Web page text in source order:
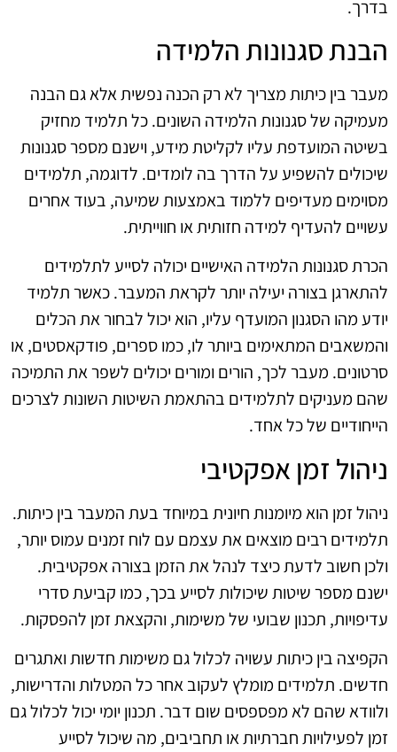
בדרך.
הבנת סגנונות הלמידה
מעבר בין כיתות מצריך לא רק הכנה נפשית אלא גם הבנה
מעמיקה של סגנונות הלמידה השונים. כל תלמיד מחזיק
בשיטה המועדפת עליו לקליטת מידע, וישנם מספר סגנונות
שיכולים להשפיע על הדרך בה לומדים. לדוגמה, תלמידים
מסוימים מעדיפים ללמוד באמצעות שמיעה, בעוד אחרים
עשויים להעדיף למידה חזותית או חווייתית.
הכרת סגנונות הלמידה האישיים יכולה לסייע לתלמידים
להתארגן בצורה יעילה יותר לקראת המעבר. כאשר תלמיד
יודע מהו הסגנון המועדף עליו, הוא יכול לבחור את הכלים
והמשאבים המתאימים ביותר לו, כמו ספרים, פודקאסטים, או
סרטונים. מעבר לכך, הורים ומורים יכולים לשפר את התמיכה
שהם מעניקים לתלמידים בהתאמת השיטות השונות לצרכים
הייחודיים של כל אחד.
ניהול זמן אפקטיבי
ניהול זמן הוא מיומנות חיונית במיוחד בעת המעבר בין כיתות.
תלמידים רבים מוצאים את עצמם עם לוח זמנים עמוס יותר,
ולכן חשוב לדעת כיצד לנהל את הזמן בצורה אפקטיבית.
ישנם מספר שיטות שיכולות לסייע בכך, כמו קביעת סדרי
עדיפויות, תכנון שבועי של משימות, והקצאת זמן להפסקות.
הקפיצה בין כיתות עשויה לכלול גם משימות חדשות ואתגרים
חדשים. תלמידים מומלץ לעקוב אחר כל המטלות והדרישות,
ולוודא שהם לא מפספסים שום דבר. תכנון יומי יכול לכלול גם
זמן לפעילויות חברתיות או תחביבים, מה שיכול לסייע